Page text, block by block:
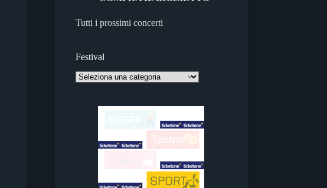
Tutti i prossimi concerti
Festival